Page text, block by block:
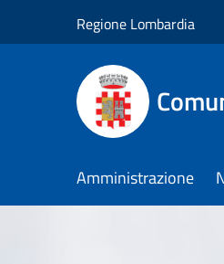
Regione Lombardia
Amministrazione